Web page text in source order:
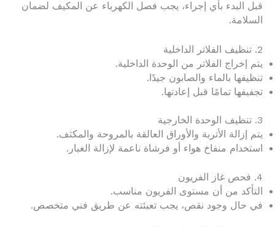
قبل البدء بأي إجراء، يجب فصل الكهرباء عن المكيف لضمان
السلامة.
2. تنظيف الفلاتر الداخلية
يتم إخراج الفلاتر من الوحدة الداخلية.
تنظيفها بالماء والصابون جيدًا.
تجفيفها تمامًا قبل إعادتها.
3. تنظيف الوحدة الخارجية
يتم إزالة الأتربة والأوراق العالقة بالمروحة والمكثف.
استخدام منفاخ هواء أو فرشاة ناعمة لإزالة الغبار.
4. فحص غاز الفريون
التأكد من أن مستوى الفريون مناسب.
في حال وجود نقص، يجب تعبئته عن طريق فني متخصص.